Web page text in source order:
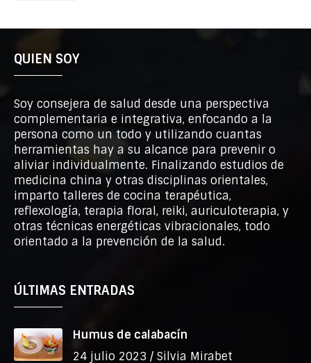
QUIEN SOY
Soy consejera de salud desde una perspectiva
complementaria e integrativa, enfocando a la
persona como un todo y utilizando cuantas
herramientas hay a su alcance para prevenir o
aliviar individualmente. Finalizando estudios de
medicina china y otras disciplinas orientales,
imparto talleres de cocina terapéutica,
reflexología, terapia floral, reiki, auriculoterapia, y
otras técnicas energéticas vibracionales, todo
orientado a la prevención de la salud.
ÚLTIMAS ENTRADAS
Humus de calabacín
24 julio 2023 / Silvia Mirabet